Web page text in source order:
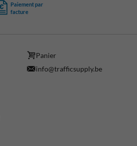
Paiement par
facture
Panier
info@trafficsupply.be